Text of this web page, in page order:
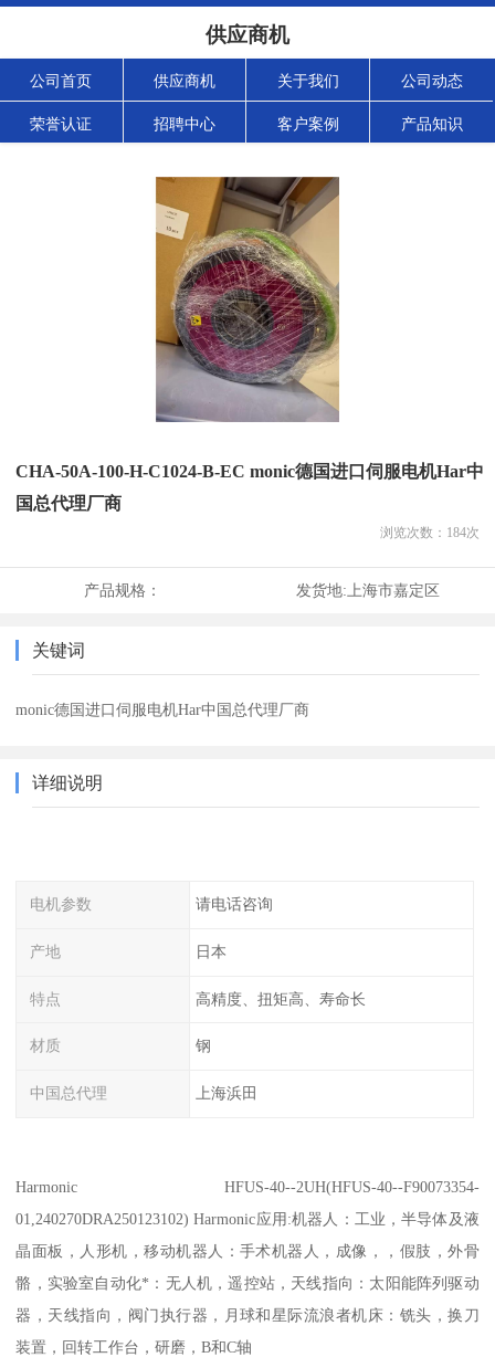
供应商机
公司首页 供应商机 关于我们 公司动态
荣誉认证 招聘中心 客户案例 产品知识
CHA-50A-100-H-C1024-B-EC monic德国进口伺服电机Har中
国总代理厂商
浏览次数： 184次
产品规格： 发货地: 上海市嘉定区
关键词
monic德国进口伺服电机Har中国总代理厂商
详细说明
电机参数 请电话咨询
产地 日本
特点 高精度、扭矩高、寿命长
材质 钢
中国总代理 上海浜田
Harmonic HFUS-40--2UH(HFUS-40--F90073354-
01,240270DRA250123102) Harmonic应用:机器人：工业，半导体及液
晶面板，人形机，移动机器人：手术机器人，成像，，假肢，外骨
骼，实验室自动化*：无人机，遥控站，天线指向：太阳能阵列驱动
器，天线指向，阀门执行器，月球和星际流浪者机床：铣头，换刀
装置，回转工作台，研磨，B和C轴